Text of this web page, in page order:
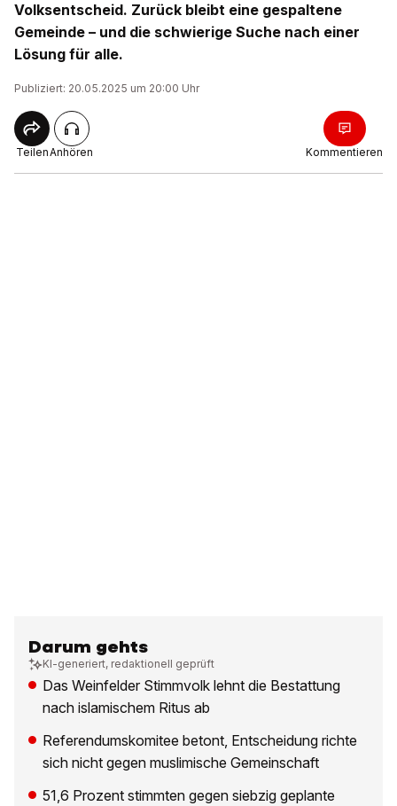
Volksentscheid. Zurück bleibt eine gespaltene
Gemeinde – und die schwierige Suche nach einer
Lösung für alle.
Publiziert: 20.05.2025 um 20:00 Uhr
TeilenAnhören Kommentieren
Darum gehts
KI-generiert, redaktionell geprüft
Das Weinfelder Stimmvolk lehnt die Bestattung
nach islamischem Ritus ab
Referendumskomitee betont, Entscheidung richte
sich nicht gegen muslimische Gemeinschaft
51,6 Prozent stimmten gegen siebzig geplante